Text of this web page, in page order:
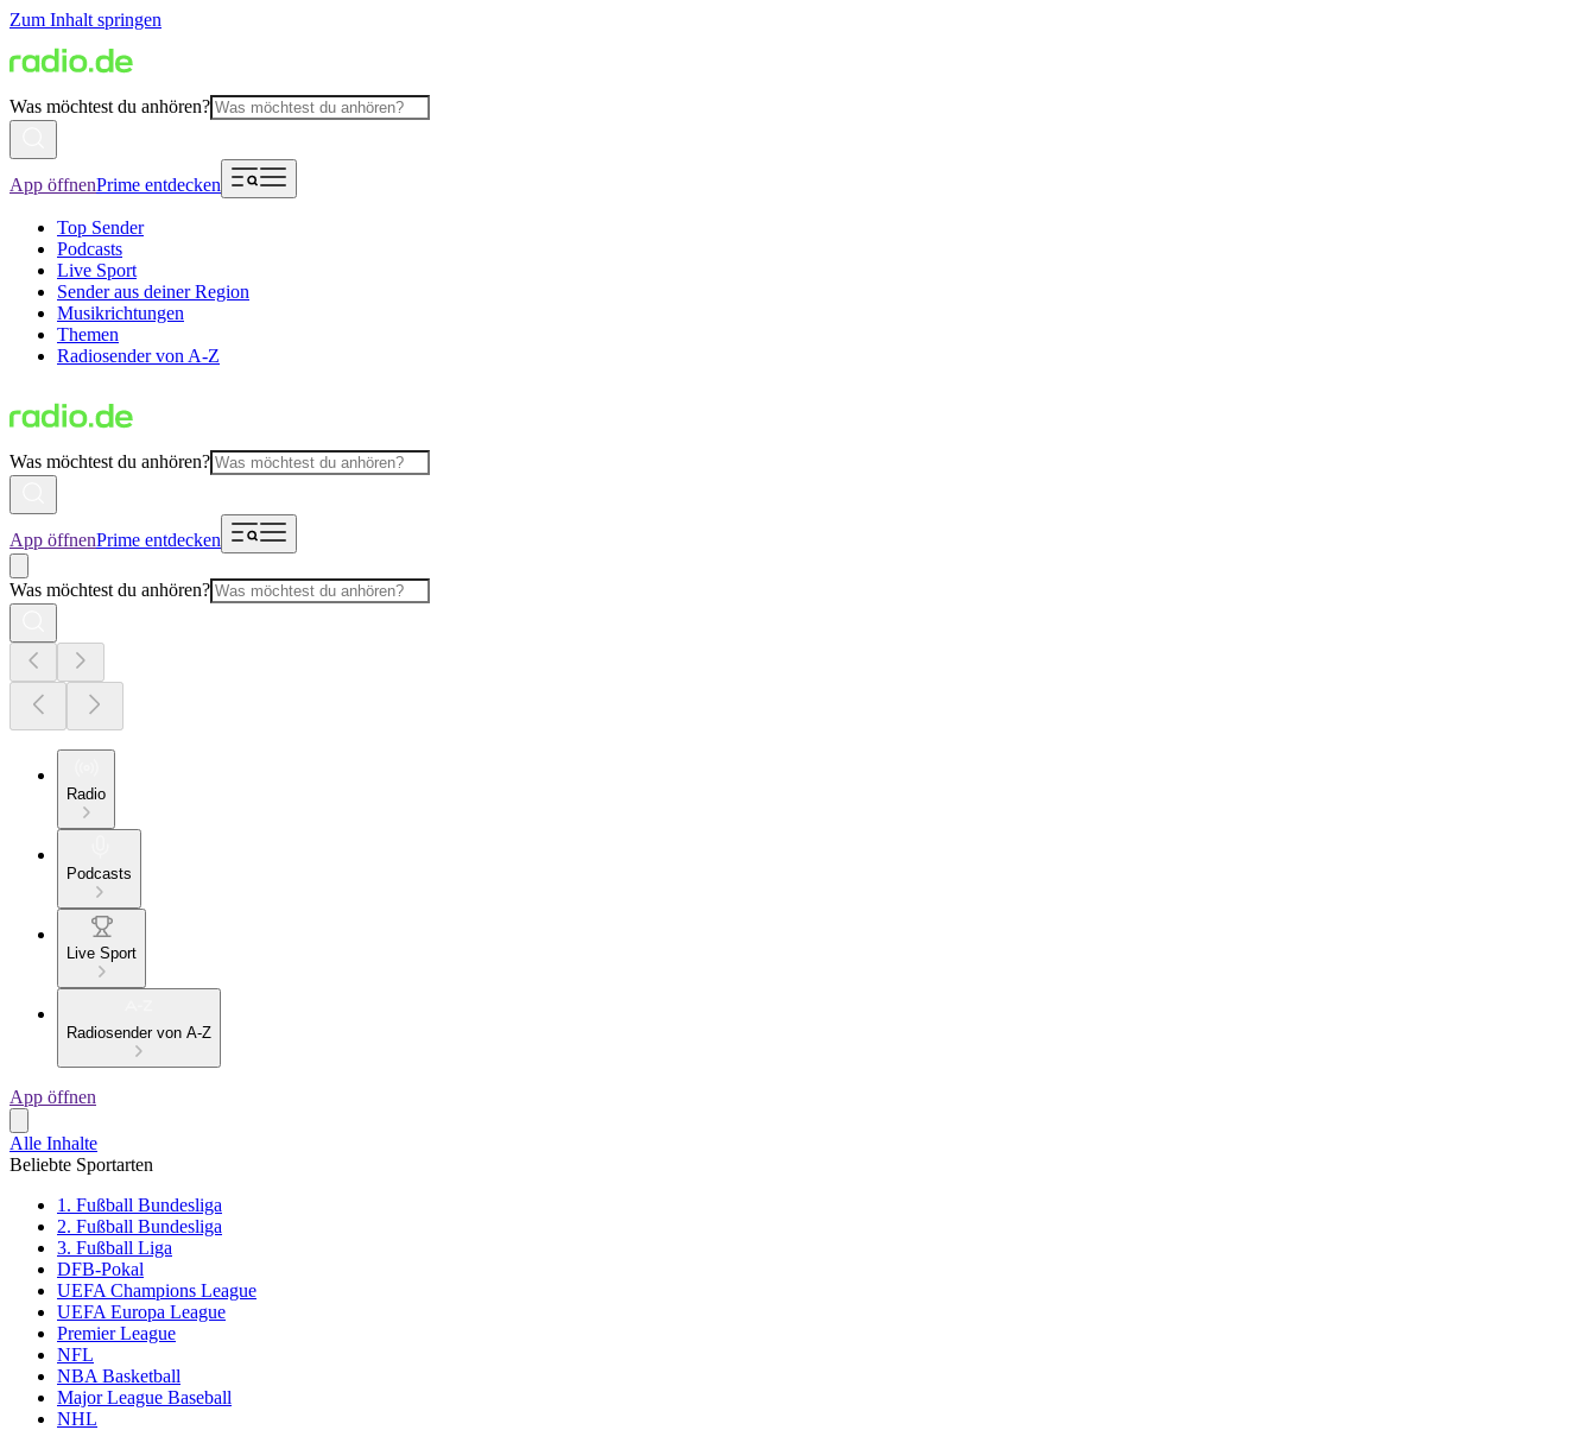
Zum Inhalt springen
Was möchtest du anhören?
App öffnenPrime entdecken
Top Sender
Podcasts
Live Sport
Sender aus deiner Region
Musikrichtungen
Themen
Radiosender von A-Z
Was möchtest du anhören?
App öffnenPrime entdecken
Was möchtest du anhören?
Radio
Podcasts
Live Sport
Radiosender von A-Z
App öffnen
Alle Inhalte
Beliebte Sportarten
1. Fußball Bundesliga
2. Fußball Bundesliga
3. Fußball Liga
DFB-Pokal
UEFA Champions League
UEFA Europa League
Premier League
NFL
NBA Basketball
Major League Baseball
NHL